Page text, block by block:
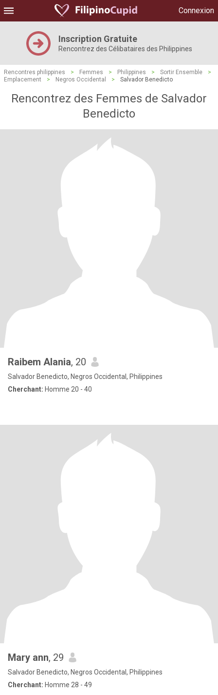
Connexion
Inscription Gratuite
Rencontrez des Célibataires des Philippines
Rencontres philippines > Femmes > Philippines > Sortir Ensemble
>
Emplacement
> Negros Occidental > Salvador Benedicto
Rencontrez des Femmes de Salvador
Benedicto
Raibem Alania, 20
Salvador Benedicto, Negros Occidental, Philippines
Cherchant: Homme 20 - 40
Mary ann, 29
Salvador Benedicto, Negros Occidental, Philippines
Cherchant: Homme 28 - 49